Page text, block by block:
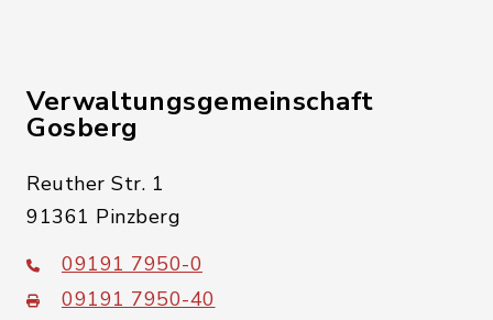
Verwaltungsgemeinschaft
Gosberg
Reuther Str. 1
91361 Pinzberg
09191 7950-0
09191 7950-40